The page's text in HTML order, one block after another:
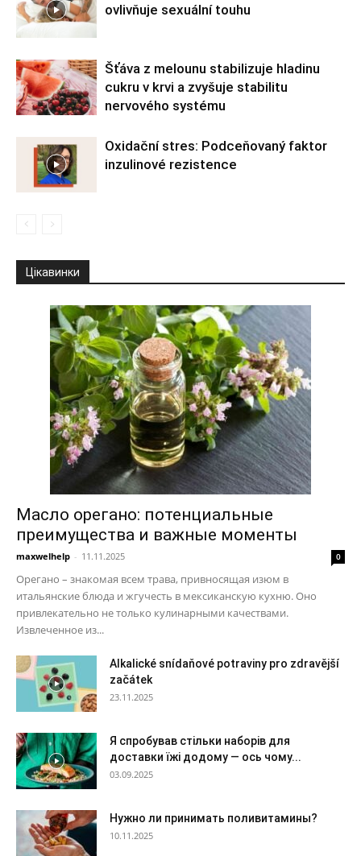
ovlivňuje sexuální touhu
Šťáva z melounu stabilizuje hladinu
cukru v krvi a zvyšuje stabilitu
nervového systému
Oxidační stres: Podceňovaný faktor
inzulinové rezistence
Цікавинки
Масло орегано: потенциальные
преимущества и важные моменты
maxwelhelp - 11.11.2025 0
Орегано – знакомая всем трава, привносящая изюм в
итальянские блюда и жгучесть в мексиканскую кухню. Оно
привлекательно не только кулинарными качествами.
Извлеченное из...
Alkalické snídaňové potraviny pro zdravější
začátek
23.11.2025
Я спробував стільки наборів для
доставки їжі додому — ось чому...
03.09.2025
Нужно ли принимать поливитамины?
10.11.2025